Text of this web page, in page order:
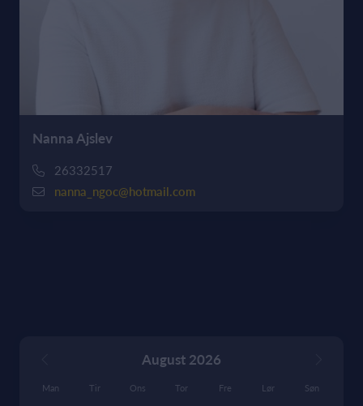
Nanna Ajslev
26332517
nanna_ngoc@hotmail.com
August 2026
Man Tir Ons Tor Fre Lør Søn